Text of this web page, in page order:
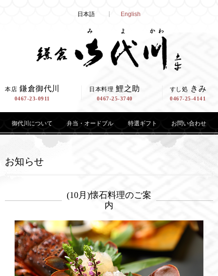
English
日本語
本店 鎌倉御代川
0467-23-0911
日本料理 鯉之助
0467-25-3740
すし処 きみ
0467-25-4141
御代川について 弁当・オードブル 特選ギフト お問い合わせ
お知らせ
(10月)懐石料理のご案
内